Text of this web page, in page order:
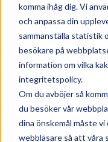
komma ihåg dig. Vi
och anpassa din
sammanställa statistik
besökare på
information om vilka
integritetspolicy.
Om du avböjer så
du besöker vår
dina önskemål måste vi
webbläsare så att våra
Fever
drygt
april 8, 2024